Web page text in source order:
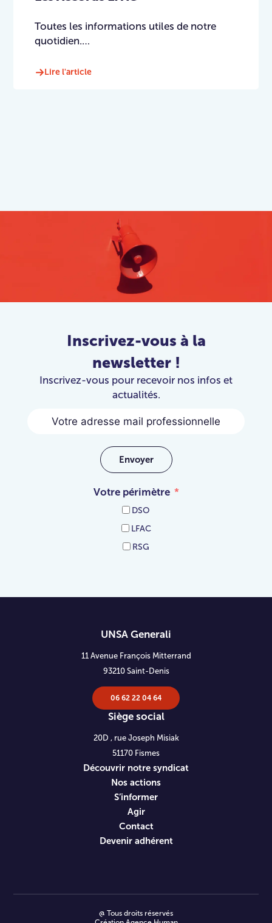
Toutes les informations utiles de notre
quotidien.…
Lire l'article
Inscrivez-vous à la
newsletter !
Inscrivez-vous pour recevoir nos infos et
actualités.
Envoyer
Votre périmètre
DSO
LFAC
RSG
UNSA Generali
11 Avenue François Mitterrand
93210 Saint-Denis
06 62 22 04 64
Siège social
20D , rue Joseph Misiak
51170 Fismes
Découvrir notre syndicat
Nos actions
S’informer
Agir
Contact
Devenir adhérent
@ Tous droits réservés